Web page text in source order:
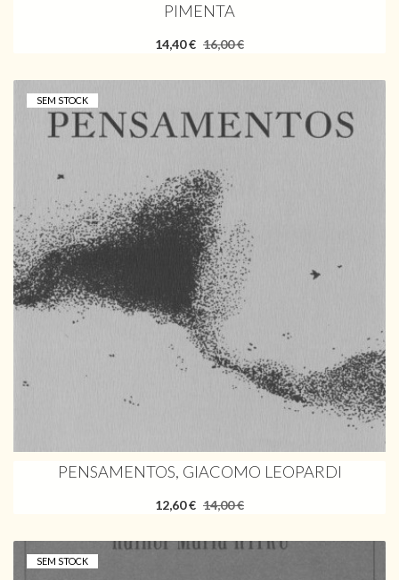
PIMENTA
14,40 € 16,00 €
SEM STOCK
PENSAMENTOS, GIACOMO LEOPARDI
12,60 € 14,00 €
SEM STOCK